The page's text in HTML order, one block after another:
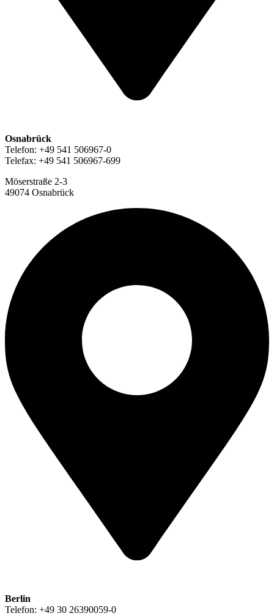
Osnabrück
Telefon: +49 541 506967-0
Telefax: +49 541 506967-699
Möserstraße 2-3
49074 Osnabrück
Berlin
Telefon: +49 30 26390059-0